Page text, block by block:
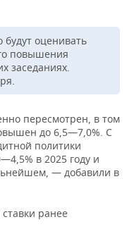
будут оценивать
повышения
заседаниях.
пересмотрен, в том
до 6,5—7,0%. С
политики
в 2025 году и
— добавили в
ранее